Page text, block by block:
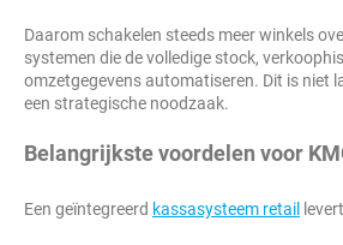
Daarom schakelen steeds meer winkels
systemen die de volledige stock,
omzetgegevens automatiseren. Dit is niet
een strategische noodzaak.
Belangrijkste voordelen voor
Een geïntegreerd kassasysteem retail